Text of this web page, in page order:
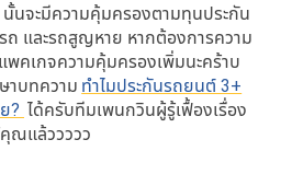
นจะมีความคุ้มครองตามทุนประกัน
ถ และรถสูญหาย หากต้องการความ
คเกจความคุ้มครองเพิ่มนะคร้าบ
าบทความ ทำไมประกันรถยนต์ 3+
? ได้ครับทีมเพนกวินผู้รู้เฟื้องเรื่อง
คุณแล้ววววว